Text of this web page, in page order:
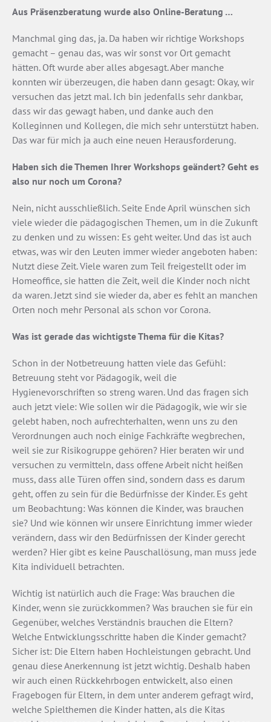
Aus Präsenzberatung wurde also Online-Beratung …
Manchmal ging das, ja. Da haben wir richtige Workshops
gemacht – genau das, was wir sonst vor Ort gemacht
hätten. Oft wurde aber alles abgesagt. Aber manche
konnten wir überzeugen, die haben dann gesagt: Okay, wir
versuchen das jetzt mal. Ich bin jedenfalls sehr dankbar,
dass wir das gewagt haben, und danke auch den
Kolleginnen und Kollegen, die mich sehr unterstützt haben.
Das war für mich ja auch eine neuen Herausforderung.
Haben sich die Themen Ihrer Workshops geändert? Geht es
also nur noch um Corona?
Nein, nicht ausschließlich. Seite Ende April wünschen sich
viele wieder die pädagogischen Themen, um in die Zukunft
zu denken und zu wissen: Es geht weiter. Und das ist auch
etwas, was wir den Leuten immer wieder angeboten haben:
Nutzt diese Zeit. Viele waren zum Teil freigestellt oder im
Homeoffice, sie hatten die Zeit, weil die Kinder noch nicht
da waren. Jetzt sind sie wieder da, aber es fehlt an manchen
Orten noch mehr Personal als schon vor Corona.
Was ist gerade das wichtigste Thema für die Kitas?
Schon in der Notbetreuung hatten viele das Gefühl:
Betreuung steht vor Pädagogik, weil die
Hygienevorschriften so streng waren. Und das fragen sich
auch jetzt viele: Wie sollen wir die Pädagogik, wie wir sie
gelebt haben, noch aufrechterhalten, wenn uns zu den
Verordnungen auch noch einige Fachkräfte wegbrechen,
weil sie zur Risikogruppe gehören? Hier beraten wir und
versuchen zu vermitteln, dass offene Arbeit nicht heißen
muss, dass alle Türen offen sind, sondern dass es darum
geht, offen zu sein für die Bedürfnisse der Kinder. Es geht
um Beobachtung: Was können die Kinder, was brauchen
sie? Und wie können wir unsere Einrichtung immer wieder
verändern, dass wir den Bedürfnissen der Kinder gerecht
werden? Hier gibt es keine Pauschallösung, man muss jede
Kita individuell betrachten.
Wichtig ist natürlich auch die Frage: Was brauchen die
Kinder, wenn sie zurückkommen? Was brauchen sie für ein
Gegenüber, welches Verständnis brauchen die Eltern?
Welche Entwicklungsschritte haben die Kinder gemacht?
Sicher ist: Die Eltern haben Hochleistungen gebracht. Und
genau diese Anerkennung ist jetzt wichtig. Deshalb haben
wir auch einen Rückkehrbogen entwickelt, also einen
Fragebogen für Eltern, in dem unter anderem gefragt wird,
welche Spielthemen die Kinder hatten, als die Kitas